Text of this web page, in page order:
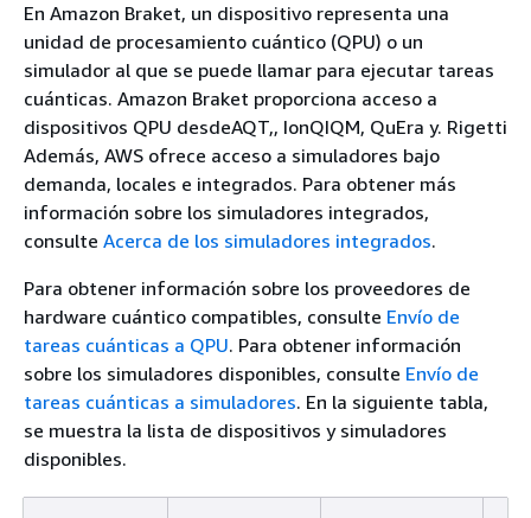
En Amazon Braket, un dispositivo representa una
unidad de procesamiento cuántico (QPU) o un
simulador al que se puede llamar para ejecutar tareas
cuánticas. Amazon Braket proporciona acceso a
dispositivos QPU desdeAQT,, IonQIQM, QuEra y. Rigetti
Además, AWS ofrece acceso a simuladores bajo
demanda, locales e integrados. Para obtener más
información sobre los simuladores integrados,
consulte Acerca de los simuladores integrados.
Para obtener información sobre los proveedores de
hardware cuántico compatibles, consulte Envío de
tareas cuánticas a QPU. Para obtener información
sobre los simuladores disponibles, consulte Envío de
tareas cuánticas a simuladores. En la siguiente tabla,
se muestra la lista de dispositivos y simuladores
disponibles.